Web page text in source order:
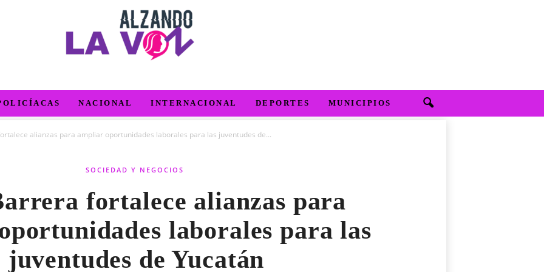
NACIONAL INTERNACIONAL DEPORTES MUNICIPIOS
alianzas para ampliar oportunidades laborales para las juventudes de...
SOCIEDAD Y NEGOCIOS
fortalece alianzas para
laborales para las
juventudes de Yucatán